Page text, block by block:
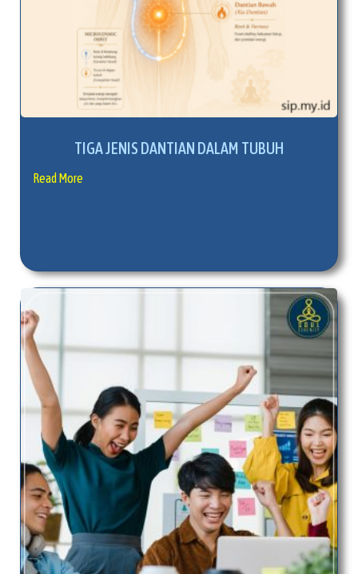
TIGA JENIS DANTIAN DALAM TUBUH
Read More